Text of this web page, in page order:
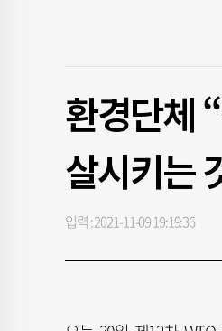
환경단체
살시키는
입력 : 2021-11-09 19:19:36